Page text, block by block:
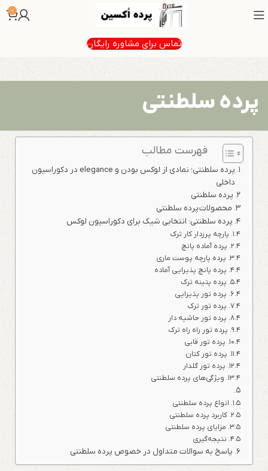
0
تماس برای مشاوره رایگان
پرده سلطنتی
فهرست مطالب
پرده سلطنتی؛ نمادی از لوکس بودن و elegance در دکوراسیون
داخلی
پرده سلطنتی
محصولات پرده سلطنتی
پرده سلطنتی: انتخابی شیک برای دکوراسیون لوکس
پارچه پرزدار کار ترک
پرده آماده پانچ
پرده پارچه پوست ماری
پرده پانچ پذیرایی آماده
پرده پتینه ترک
پرده تور پذیرایی
پرده تور ترک
پرده تور حاشیه دار
پرده تور راه راه ترک
پرده تور قابی
پرده تور کتان
پرده تور گلدار
ویژگی‌های پرده سلطنتی
انواع پرده سلطنتی
کاربرد پرده سلطنتی
مزایای پرده سلطنتی
نتیجه‌گیری
پاسخ به سوالات متداول در خصوص پرده سلطنتی